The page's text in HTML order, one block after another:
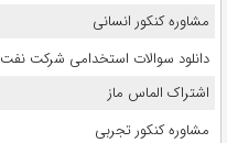
مشاوره کنکور انسانی
دانلود سوالات استخدامی شرکت نفت
اشتراک الماس ماز
مشاوره کنکور تجربی